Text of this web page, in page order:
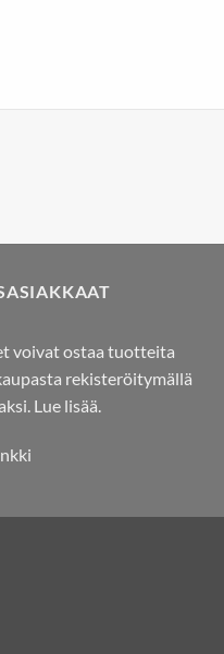
voivat ostaa tuotteita
rekisteröitymällä
Lue lisää.